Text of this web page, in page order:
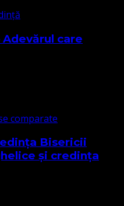
care
comparate
Bisericii
și credința